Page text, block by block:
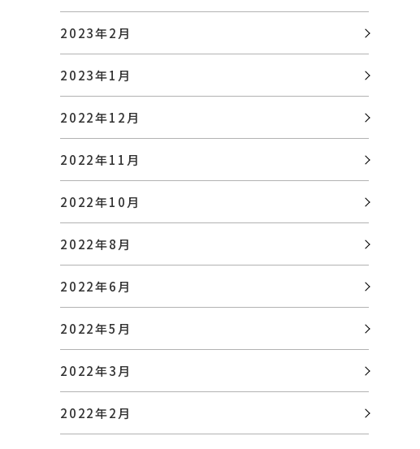
2023年2月
2023年1月
2022年12月
2022年11月
2022年10月
2022年8月
2022年6月
2022年5月
2022年3月
2022年2月